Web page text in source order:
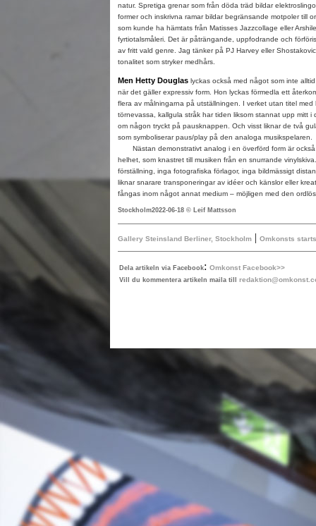
natur. Spretiga grenar som från döda träd bildar
former och inskrivna ramar bildar begränsande motpoler till
som kunde ha hämtats från Matisses Jazzcollage eller
fyrtiotalsmåleri. Det är påträngande, uppfodrande och
av fritt vald genre. Jag tänker på PJ Harvey eller
tonalitet som stryker medhårs.
Men Hetty Douglas lyckas också med något som inte
när det gäller expressiv form. Hon lyckas förmedla ett
flera av målningarna på utställningen. I verket utan titel med
törnevassa, kallgula stråk har tiden liksom stannat upp mitt i
om någon tryckt på pausknappen. Och visst liknar de två
som symboliserar paus/play på den analoga musikspelaren.
Nästan demonstrativt analog i en överförd form är också
helhet, som knastret till musiken från en snurrande
förställning, inga fotografiska förlagor, inga bildmässigt
liknar snarare transponeringar av idéer och känslor eller
fångas inom något annat medium – möjligen med den
Stockholm2022-06-18 © Leif Mattsson
Gallery Steinsland Berliner, Stockholm | Omkonsts
Dela artikeln via Facebook: Omkonst Facebook>>
Vill du kommentera artikeln maila till